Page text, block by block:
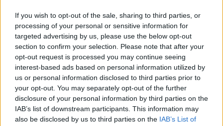
If you wish to opt-out of the sale, sharing to third parties, or
processing of your personal or sensitive information for
targeted advertising by us, please use the below opt-out
section to confirm your selection. Please note that after your
opt-out request is processed you may continue seeing
interest-based ads based on personal information utilized by
us or personal information disclosed to third parties prior to
your opt-out. You may separately opt-out of the further
disclosure of your personal information by third parties on the
IAB’s list of downstream participants. This information may
also be disclosed by us to third parties on the IAB’s List of
Viete, kedy použiť akú maltu? Spoznajte
rozdiely, ktoré vám ušetria čas v stavebninách
aj pri práci
Ako odstrániť peň zo záhrady? Zbavte sa ho
pomocou 2 prísad, ktoré nájdete v kuchyni